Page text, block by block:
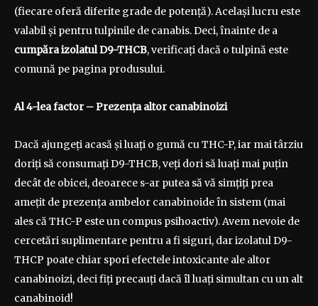
(fiecare oferă diferite grade de potență). Același lucru este
valabil și pentru tulpinile de canabis. Deci, înainte de a
cumpăra izolatul D9-THCB, verificați dacă o tulpină este
comună pe pagina produsului.
Al 4-lea factor – Prezența altor canabinoizi
Dacă ajungeți acasă și luați o gumă cu THC-P, iar mai târziu
doriți să consumați D9-THCB, veți dori să luați mai puțin
decât de obicei, deoarece s-ar putea să vă simțiți prea
amețit de prezența ambelor canabinoide în sistem (mai
ales că THC-P este un compus psihoactiv). Avem nevoie de
cercetări suplimentare pentru a fi siguri, dar izolatul D9-
THCP poate chiar spori efectele intoxicante ale altor
canabinoizi, deci fiți precauți dacă îl luați simultan cu un alt
canabinoid!